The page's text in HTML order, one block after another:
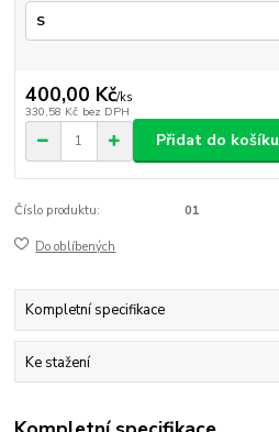
400,00 Kč/ks
330,58 Kč bez DPH
Přidat do košíku
Číslo produktu: 01
Do oblíbených
Kompletní specifikace
Ke stažení